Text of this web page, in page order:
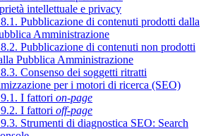
intellettuale e privacy
Pubblicazione di contenuti prodotti dalla
Amministrazione
Pubblicazione di contenuti non prodotti
Pubblica Amministrazione
Consenso dei soggetti ritratti
per i motori di ricerca (SEO)
I fattori on-page
I fattori off-page
Strumenti di diagnostica SEO: Search